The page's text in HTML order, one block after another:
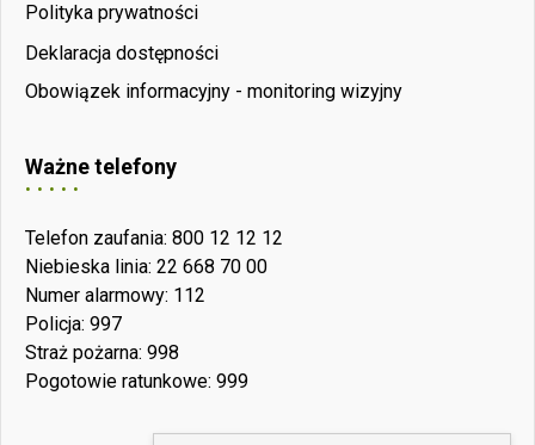
Polityka prywatności
Deklaracja dostępności
Obowiązek informacyjny - monitoring wizyjny
Ważne telefony
Telefon zaufania: 800 12 12 12
Niebieska linia: 22 668 70 00
Numer alarmowy: 112
Policja: 997
Straż pożarna: 998
Pogotowie ratunkowe: 999